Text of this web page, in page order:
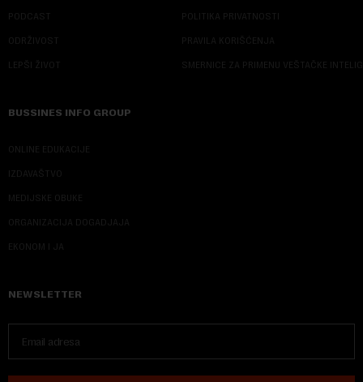
PODCAST
ODRŽIVOST
LEPŠI ŽIVOT
POLITIKA PRIVATNOSTI
PRAVILA KORIŠĆENJA
SMERNICE ZA PRIMENU VEŠTAČKE
BUSSINES INFO GROUP
ONLINE EDUKACIJE
IZDAVAŠTVO
MEDIJSKE OBUKE
ORGANIZACIJA DOGADJAJA
EKONOM I JA
NEWSLETTER